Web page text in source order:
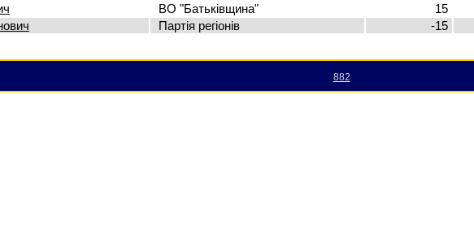
ВО "Батьківщина" 15
Партія регіонів -15
882